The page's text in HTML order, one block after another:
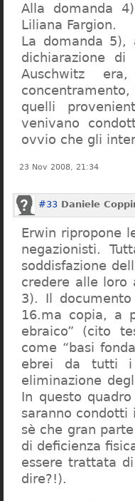
Alla domanda
Liliana Fargion.
La domanda
dichiarazione
Auschwitz
quelli
venivano
ovvio che gli
23 Nov 2008, 21:34
#33 Daniele
Erwin ripropone
negazionisti.
soddisfazione
credere alle loro
3). Il
16.ma copia, a
ebraico” (cito
come “basi
ebrei da tutti i
eliminazione
In questo
saranno
sè che gran
di deficienza
essere trattata
dire?!).